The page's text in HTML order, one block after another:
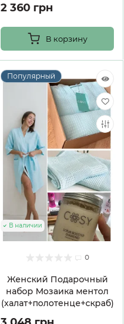
2 360 грн
В корзину
Популярный
0
Женский Подарочный
набор Мозаика ментол
(халат+полотенце+скраб)
В наличии